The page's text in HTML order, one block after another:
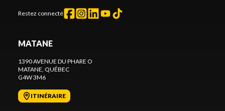
Restez connecté
MATANE
1390 AVENUE DU PHARE O
MATANE, QUÉBEC
G4W 3M6
ITINÉRAIRE